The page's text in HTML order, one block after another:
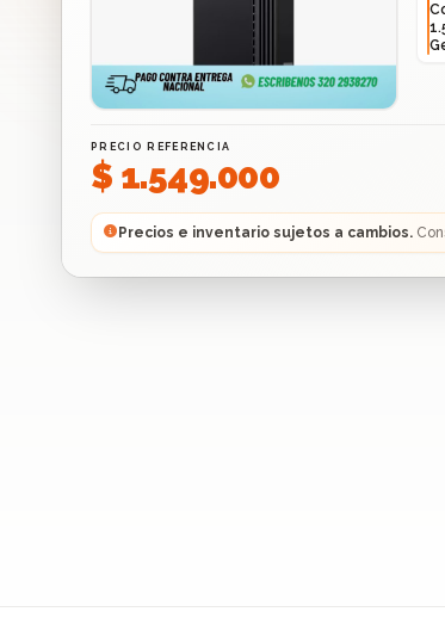
PRECIO REFERENCIA
$ 1.549.000
Precios e inventario sujetos a cambios.